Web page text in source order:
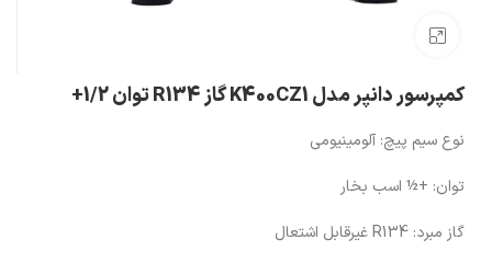
کمپرسور دانپر مدل K400CZ1 گاز R134 توان 1/2+
نوع سیم پیچ: آلومینیومی
توان: +½ اسب بخار
گاز مبرد: